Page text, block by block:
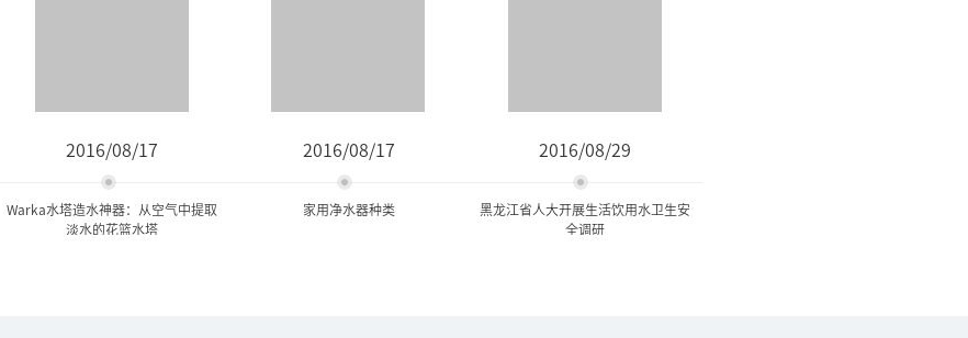
2016/08/17
Warka水塔造水神器：从空气中提取
淡水的花篮水塔
2016/08/17
家用净水器种类
2016/08/29
黑龙江省人大开展生活饮用水卫生安
全调研